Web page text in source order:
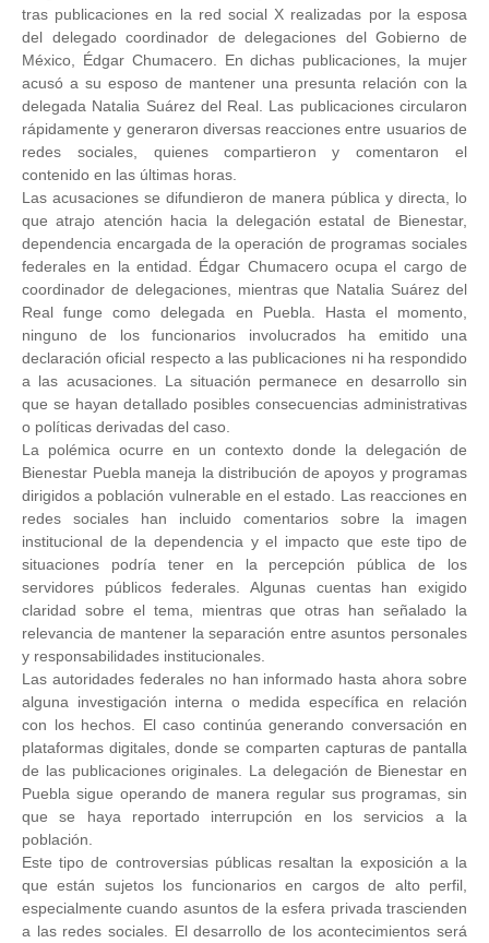
tras publicaciones en la red social X realizadas por la esposa
del delegado coordinador de delegaciones del Gobierno de
México, Édgar Chumacero. En dichas publicaciones, la mujer
acusó a su esposo de mantener una presunta relación con la
delegada Natalia Suárez del Real. Las publicaciones circularon
rápidamente y generaron diversas reacciones entre usuarios de
redes sociales, quienes compartieron y comentaron el
contenido en las últimas horas.
Las acusaciones se difundieron de manera pública y directa, lo
que atrajo atención hacia la delegación estatal de Bienestar,
dependencia encargada de la operación de programas sociales
federales en la entidad. Édgar Chumacero ocupa el cargo de
coordinador de delegaciones, mientras que Natalia Suárez del
Real funge como delegada en Puebla. Hasta el momento,
ninguno de los funcionarios involucrados ha emitido una
declaración oficial respecto a las publicaciones ni ha respondido
a las acusaciones. La situación permanece en desarrollo sin
que se hayan detallado posibles consecuencias administrativas
o políticas derivadas del caso.
La polémica ocurre en un contexto donde la delegación de
Bienestar Puebla maneja la distribución de apoyos y programas
dirigidos a población vulnerable en el estado. Las reacciones en
redes sociales han incluido comentarios sobre la imagen
institucional de la dependencia y el impacto que este tipo de
situaciones podría tener en la percepción pública de los
servidores públicos federales. Algunas cuentas han exigido
claridad sobre el tema, mientras que otras han señalado la
relevancia de mantener la separación entre asuntos personales
y responsabilidades institucionales.
Las autoridades federales no han informado hasta ahora sobre
alguna investigación interna o medida específica en relación
con los hechos. El caso continúa generando conversación en
plataformas digitales, donde se comparten capturas de pantalla
de las publicaciones originales. La delegación de Bienestar en
Puebla sigue operando de manera regular sus programas, sin
que se haya reportado interrupción en los servicios a la
población.
Este tipo de controversias públicas resaltan la exposición a la
que están sujetos los funcionarios en cargos de alto perfil,
especialmente cuando asuntos de la esfera privada trascienden
a las redes sociales. El desarrollo de los acontecimientos será